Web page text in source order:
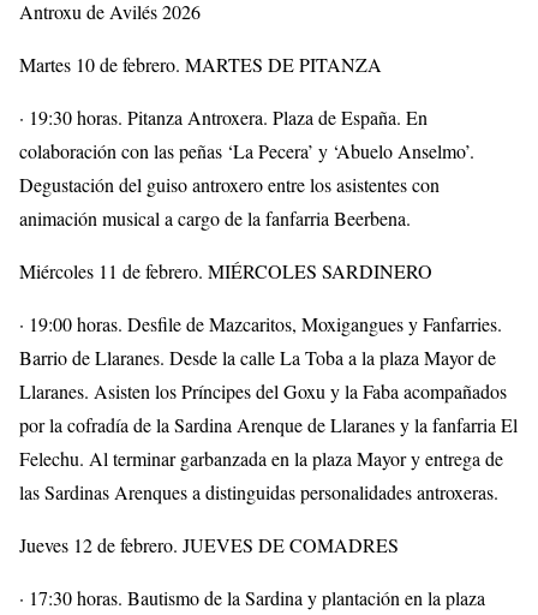
Antroxu de Avilés 2026
Martes 10 de febrero. MARTES DE PITANZA
· 19:30 horas. Pitanza Antroxera. Plaza de España. En
colaboración con las peñas ‘La Pecera’ y ‘Abuelo Anselmo’.
Degustación del guiso antroxero entre los asistentes con
animación musical a cargo de la fanfarria Beerbena.
Miércoles 11 de febrero. MIÉRCOLES SARDINERO
· 19:00 horas. Desfile de Mazcaritos, Moxigangues y Fanfarries.
Barrio de Llaranes. Desde la calle La Toba a la plaza Mayor de
Llaranes. Asisten los Príncipes del Goxu y la Faba acompañados
por la cofradía de la Sardina Arenque de Llaranes y la fanfarria El
Felechu. Al terminar garbanzada en la plaza Mayor y entrega de
las Sardinas Arenques a distinguidas personalidades antroxeras.
Jueves 12 de febrero. JUEVES DE COMADRES
· 17:30 horas. Bautismo de la Sardina y plantación en la plaza